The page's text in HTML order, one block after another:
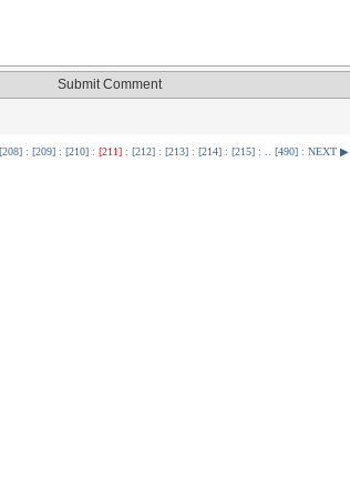
[208]: [209]: [210]: [211]: [212]: [213]: [214]: [215]: .. [490]: NEXT ▶